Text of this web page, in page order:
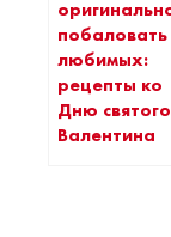
побаловать
любимых:
рецепты ко
Дню святого
Валентина